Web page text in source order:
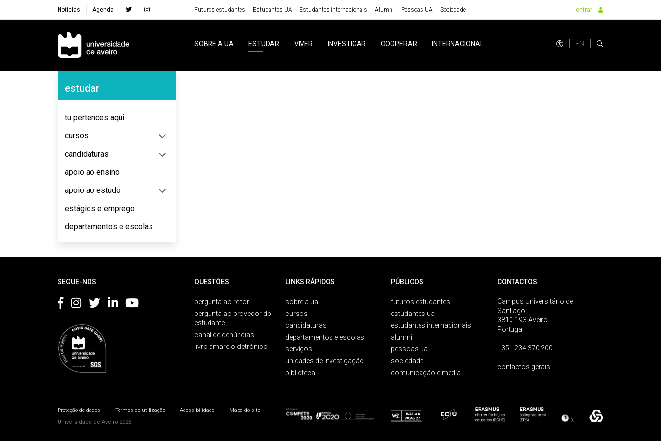
Notícias Agenda Futuros estudantes Estudantes UA Estudantes internacionais Alumni Pessoas UA Sociedade entrar
Navegação Principal
SOBRE A UA ESTUDAR VIVER INVESTIGAR COOPERAR INTERNACIONAL EN
Navegação Lateral
estudar
tu pertences aqui
cursos
candidaturas
apoio ao ensino
apoio ao estudo
estágios e emprego
departamentos e escolas
SEGUE-NOS QUESTÕES
pergunta ao reitor
pergunta ao provedor do
estudante
canal de denúncias
livro amarelo eletrónico
LINKS RÁPIDOS
sobre a ua
cursos
candidaturas
departamentos e escolas
serviços
unidades de investigação
biblioteca
PÚBLICOS
futuros estudantes
estudantes ua
estudantes internacionais
alumni
pessoas ua
sociedade
comunicação e media
CONTACTOS
Campus Universitário de
Santiago
3810-193 Aveiro
Portugal
+351 234 370 200
contactos gerais
Proteção de dados Termos de utilização Acessibilidade
Mapa do site
Universidade de Aveiro 2026